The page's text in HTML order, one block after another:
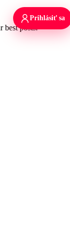
best posts.
Prihlásiť sa